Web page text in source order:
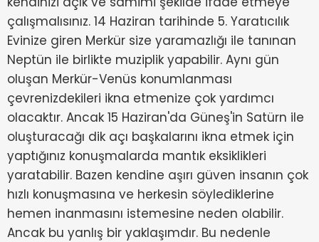
çalışmalısınız. 14 Haziran tarihinde 5. Yaratıcılık
Evinize giren Merkür size yaramazlığı ile tanınan
Neptün ile birlikte muziplik yapabilir. Aynı gün
oluşan Merkür-Venüs konumlanması
çevrenizdekileri ikna etmenize çok yardımcı
olacaktır. Ancak 15 Haziran'da Güneş'in Satürn ile
oluşturacağı dik açı başkalarını ikna etmek için
yaptığınız konuşmalarda mantık eksiklikleri
yaratabilir. Bazen kendine aşırı güven insanın çok
hızlı konuşmasına ve herkesin söylediklerine
hemen inanmasını istemesine neden olabilir.
Ancak bu yanlış bir yaklaşımdır. Bu nedenle